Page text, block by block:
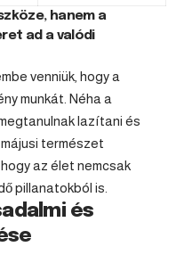
hanem a
ad a valódi
venniük, hogy a
munkát. Néha a
lazítani és
természet
az élet nemcsak
pillanatokból is.
és